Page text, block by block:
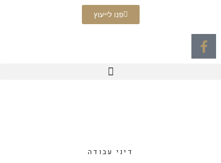
פנו לייעוץ
דיני עבודה